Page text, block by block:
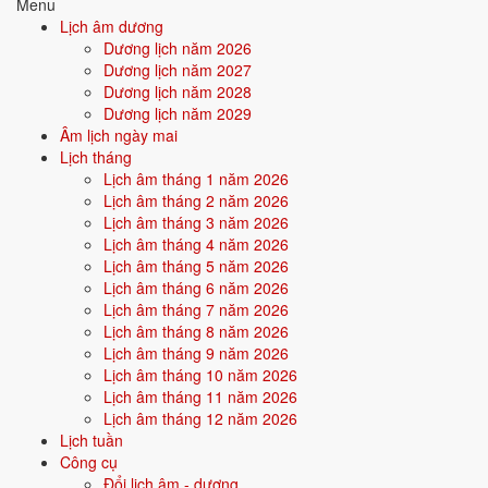
Lịch âm dương
Dương lịch năm 2026
Dương lịch năm 2027
Dương lịch năm 2028
Dương lịch năm 2029
Âm lịch ngày mai
Lịch tháng
Lịch âm tháng 1 năm 2026
Lịch âm tháng 2 năm 2026
Lịch âm tháng 3 năm 2026
Lịch âm tháng 4 năm 2026
Lịch âm tháng 5 năm 2026
Lịch âm tháng 6 năm 2026
Lịch âm tháng 7 năm 2026
Lịch âm tháng 8 năm 2026
Lịch âm tháng 9 năm 2026
Lịch âm tháng 10 năm 2026
Lịch âm tháng 11 năm 2026
Lịch âm tháng 12 năm 2026
Lịch tuần
Công cụ
Đổi lịch âm - dương
Tài liệu tham khảo & nền tảng
nội dung
Nội dung trên lichamduong.net được biên soạn và đối chiếu dựa trên
các tài liệu, công trình sau:
Thiên văn - lịch pháp:
(1998), dùng để tính điểm sóc (trăng non) và 24 tiết khí cho âm
Chọn ngày - lịch pháp cổ:Hiệp kỷ biện phương thư (協紀辨方
書), Ngọc hạp thông thư, Đổng công tuyển trạch nhật yếu lãm.
Can chi - tiết khí - Nhị thập bát tú:
(vòng 60 hoa giáp, 24 tiết khí, 28 Tú).
Tử vi - phong thủy:tài liệu tử vi đẩu số và phong thủy bát
trạch dân gian.
Văn khấn - phong tục:"Văn khấn cổ truyền Việt Nam" cùng
các tư liệu nghi lễ truyền thống.
Quan điểm về nội dung
Mục tiêu của tôi là cung cấp một nơi tra cứu lịch và văn hóa truyền